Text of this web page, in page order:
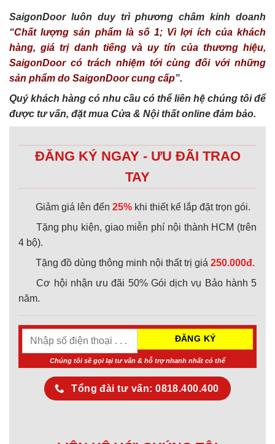
SaigonDoor luôn duy trì phương châm kinh doanh
“Chất lượng sản phẩm là số 1; Vì lợi ích của khách
hàng, giá trị danh tiếng và uy tín của thương hiệu,
SaigonDoor có trách nhiệm tới cùng đối với những
sản phẩm do SaigonDoor cung cấp”.
Quý khách hàng có nhu cầu có thể liên hệ chúng tôi để
được tư vấn, đặt mua Cửa & Nội thất online đảm bảo.
ĐĂNG KÝ NGAY - ƯU ĐÃI TRAO
TAY
Giảm giá lên đến 25% khi thiết kế lắp đặt trọn gói.
Tặng phụ kiện, giao miễn phí nội thành HCM (trên
4 bộ).
Tặng đồ dùng thông minh nội thất trị giá 250.000đ.
Cơ hội nhận ưu đãi 50% Gói dịch vụ Bảo hành 5
năm.
Chúng tôi sẽ gọi lại tư vấn & hỗ trợ nhanh nhất có thể
Tổng đài tư vấn: 0818.400.400